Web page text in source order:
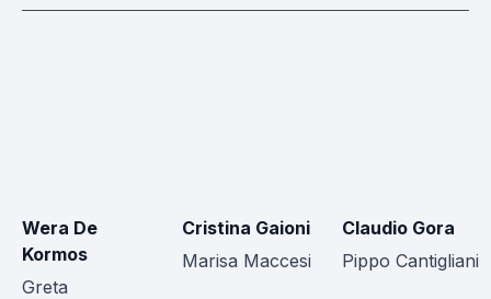
Wera De
Kormos
Greta
Cristina Gaioni
Marisa Maccesi
Claudio Gora
Pippo Cantigliani